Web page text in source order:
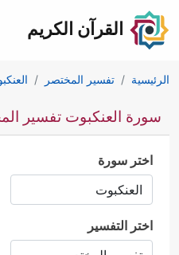
القرآن الكريم
الرئيسية تفسير المختصر
سورة العنكبوت تفسير
اختر سورة
اختر التفسير